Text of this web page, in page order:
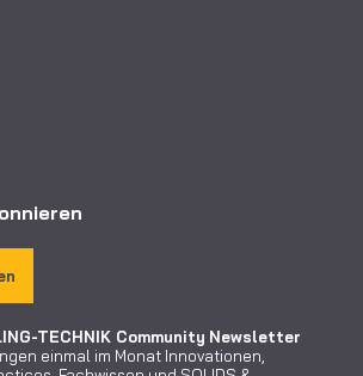
TECHNIK Community Newsletter
einmal im Monat Innovationen,